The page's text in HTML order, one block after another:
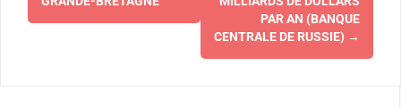
PAR AN (BANQUE
CENTRALE DE RUSSIE) →